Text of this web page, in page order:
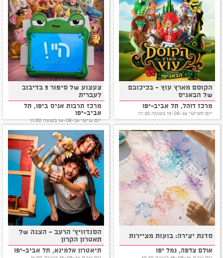
הקוסם מארץ עוץ - בכיכובם
של הבאגיס
מרכז דוהל, תל אביב-יפו
יום חמישי 13-08-26 בשעה 17:30
צעצוע של סיפור 5 בדיבוב
לעברית
מרכז תרבות אניס ביפו, תל
אביב-יפו
יום שישי 14-08-26 בשעה 11:00
סדנת יצירה: בועות מציירות
אולם צדפה, נמל יפו
הסנדוויץ' הרעב - הצגה של
תאטרון הקרון
תיאטרון אלמינא, תל אביב-יפו